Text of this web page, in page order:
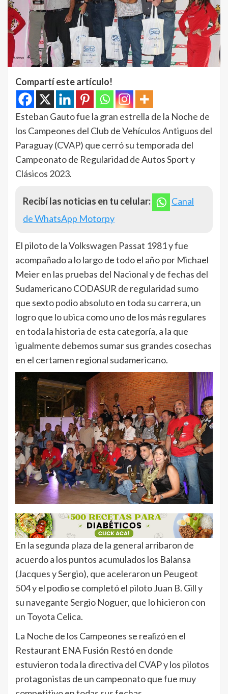
Compartí este artículo!
Esteban Gauto fue la gran estrella de la Noche de
los Campeones del Club de Vehículos Antiguos del
Paraguay (CVAP) que cerró su temporada del
Campeonato de Regularidad de Autos Sport y
Clásicos 2023.
Recibí las noticias en tu celular:
Canal
de WhatsApp Motorpy
El piloto de la Volkswagen Passat 1981 y fue
acompañado a lo largo de todo el año por Michael
Meier en las pruebas del Nacional y de fechas del
Sudamericano CODASUR de regularidad sumo
que sexto podio absoluto en toda su carrera, un
logro que lo ubica como uno de los más regulares
en toda la historia de esta categoría, a la que
igualmente debemos sumar sus grandes cosechas
en el certamen regional sudamericano.
En la segunda plaza de la general arribaron de
acuerdo a los puntos acumulados los Balansa
(Jacques y Sergio), que aceleraron un Peugeot
504 y el podio se completó el piloto Juan B. Gill y
su navegante Sergio Noguer, que lo hicieron con
un Toyota Celica.
La Noche de los Campeones se realizó en el
Restaurant ENA Fusión Restó en donde
estuvieron toda la directiva del CVAP y los pilotos
protagonistas de un campeonato que fue muy